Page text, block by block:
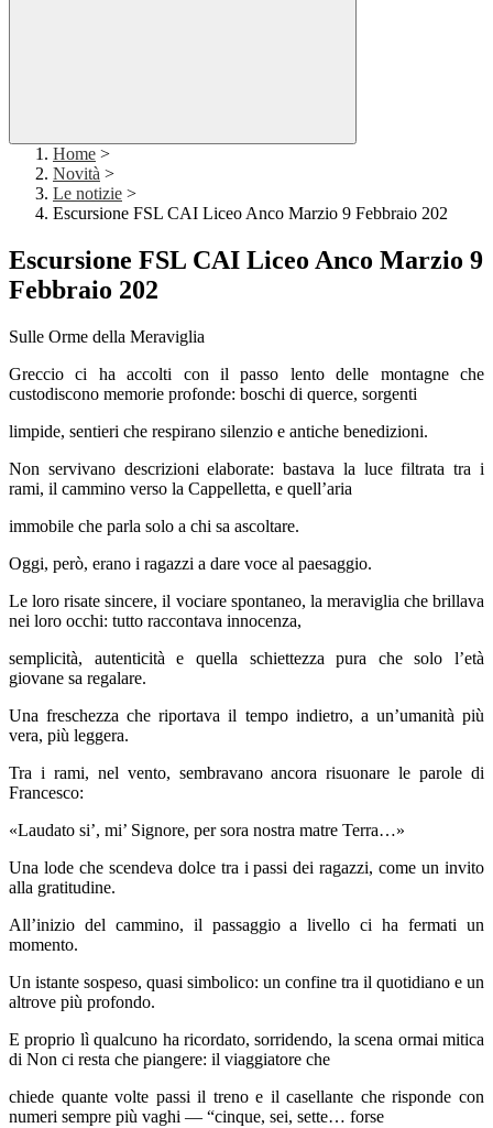
Home >
Novità >
Le notizie >
Escursione FSL CAI Liceo Anco Marzio 9 Febbraio 202
Escursione FSL CAI Liceo Anco Marzio 9
Febbraio 202
Sulle Orme della Meraviglia
Greccio ci ha accolti con il passo lento delle montagne che
custodiscono memorie profonde: boschi di querce, sorgenti
limpide, sentieri che respirano silenzio e antiche benedizioni.
Non servivano descrizioni elaborate: bastava la luce filtrata tra i
rami, il cammino verso la Cappelletta, e quell’aria
immobile che parla solo a chi sa ascoltare.
Oggi, però, erano i ragazzi a dare voce al paesaggio.
Le loro risate sincere, il vociare spontaneo, la meraviglia che brillava
nei loro occhi: tutto raccontava innocenza,
semplicità, autenticità e quella schiettezza pura che solo l’età
giovane sa regalare.
Una freschezza che riportava il tempo indietro, a un’umanità più
vera, più leggera.
Tra i rami, nel vento, sembravano ancora risuonare le parole di
Francesco:
«Laudato si’, mi’ Signore, per sora nostra matre Terra…»
Una lode che scendeva dolce tra i passi dei ragazzi, come un invito
alla gratitudine.
All’inizio del cammino, il passaggio a livello ci ha fermati un
momento.
Un istante sospeso, quasi simbolico: un confine tra il quotidiano e un
altrove più profondo.
E proprio lì qualcuno ha ricordato, sorridendo, la scena ormai mitica
di Non ci resta che piangere: il viaggiatore che
chiede quante volte passi il treno e il casellante che risponde con
numeri sempre più vaghi — “cinque, sei, sette… forse